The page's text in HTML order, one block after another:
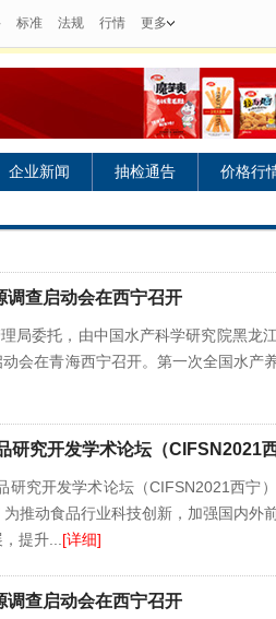
标准 法规 行情 更多
企业新闻 抽检通告 价格行
调查启动会在西宁召开
局委托，由中国水产科学研究院黑龙
会在青海西宁召开。第一次全国水产
究开发学术论坛（CIFSN2021西
研究开发学术论坛（CIFSN2021西宁
推动食品行业科技创新，加强国内外
提升... [详细]
调查启动会在西宁召开